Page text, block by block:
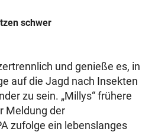
schwer
und genieße es, in
auf die Jagd nach Insekten
zu sein. „Millys“ frühere
Meldung der
zufolge ein lebenslanges